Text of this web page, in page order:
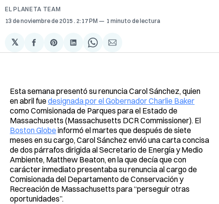
EL PLANETA TEAM
13 de noviembre de 2015 . 2:17 PM 1 minuto de lectura
𝕏
Compartir
en
Share
on
Compartir
en
Share
on
Compartir
via
Esta semana presentó su renuncia Carol Sánchez, quien
en abril fuedesignada por el Gobernador Charlie Baker
como Comisionada de Parques para el Estado de
Massachusetts (Massachusetts DCR Commissioner). El
Boston Globeinformó el martes que después de siete
meses en su cargo, Carol Sánchez envió una carta concisa
de dos párrafos dirigida al Secretario de Energía y Medio
Ambiente, Matthew Beaton, en la que decía que con
carácter inmediato presentaba su renuncia al cargo de
Comisionada del Departamento de Conservación y
Recreación de Massachusetts para “perseguir otras
oportunidades”.